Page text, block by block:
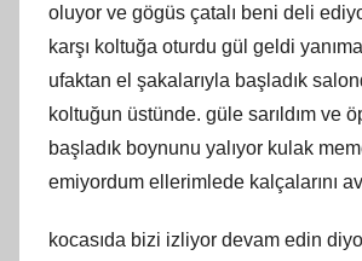
oluyor ve gögüs çatalı beni deli
karşı koltuğa oturdu gül geldi
ufaktan el şakalarıyla başladık
koltuğun üstünde. güle sarıldım ve
başladık boynunu yalıyor kulak
emiyordum ellerimlede kalçalarını
kocasıda bizi izliyor devam edin